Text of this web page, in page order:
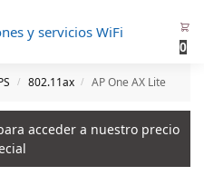
0
/ 802.11ax / AP One AX Lite
acceder a nuestro precio